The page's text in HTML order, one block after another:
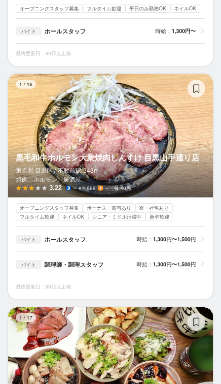
オープニングスタッフ募集 フルタイム歓迎 平日のみ勤務OK ネイルOK
バイト ホールスタッフ 時給： 1,300円〜
最終更新日：30日以上前
1 / 16
黒毛和牛ホルモン大衆焼肉しんすけ 目黒山手通り店
東京都 目黒区 / 不動前駅 343m
焼肉、ホルモン、居酒屋
3.22 ～￥4,999 － 40席
オープニングスタッフ募集 ボーナス・賞与あり
寮・社宅あり
フルタイム歓迎
ネイルOK シニア・ミドル活躍中 新卒歓迎
バイト ホールスタッフ 時給： 1,300円〜1,500円
バイト 調理師・調理スタッフ 時給： 1,300円〜1,500円
最終更新日：30日以上前
1 / 17